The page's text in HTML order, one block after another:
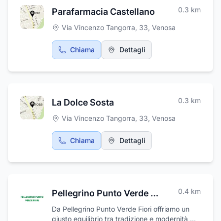
Parafarmacia Castellano 0.3 km
Via Vincenzo Tangorra, 33, Venosa
Chiama Dettagli
La Dolce Sosta 0.3 km
Via Vincenzo Tangorra, 33, Venosa
Chiama Dettagli
Pellegrino Punto Verde Fiori 0.4 km
Da Pellegrino Punto Verde Fiori offriamo un
giusto equilibrio tra tradizione e modernità,